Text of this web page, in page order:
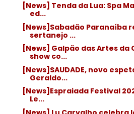
[News] Tenda da Lua: Spa
ed...
[News]Sabadão Paranaíba
sertanejo ...
[News] Galpão das Artes
show co...
[News]SAUDADE, novo
Geraldo...
[News]Espraiada Festival
Le...